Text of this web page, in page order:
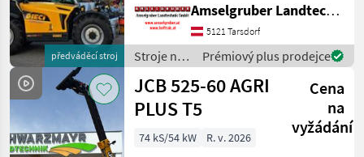
předváděcí stroj
reibungslose und effiziente
Arbeitszyklen. Die
Produktfamilie Agri Star
besteht aus vielseitigen
und leistungsstark
Amselgruber Landtechnik GmbH
5121 Tarsdorf
Stroje na
stavbu /
Dieci
Prémiový plus prodejce
JCB 525-60 AGRI
PLUS T5
Cena
na
vyžádání
74 kS/54 kW
R. v. 2026